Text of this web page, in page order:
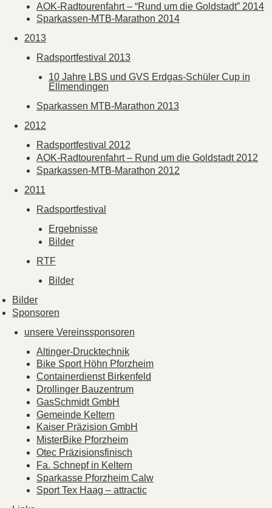
AOK-Radtourenfahrt – “Rund um die Goldstadt” 2014
Sparkassen-MTB-Marathon 2014
2013
Radsportfestival 2013
10 Jahre LBS und GVS Erdgas-Schüler Cup in
Ellmendingen
Sparkassen MTB-Marathon 2013
2012
Radsportfestival 2012
AOK-Radtourenfahrt – Rund um die Goldstadt 2012
Sparkassen-MTB-Marathon 2012
2011
Radsportfestival
Ergebnisse
Bilder
RTF
Bilder
Bilder
Sponsoren
unsere Vereinssponsoren
Altinger-Drucktechnik
Bike Sport Höhn Pforzheim
Containerdienst Birkenfeld
Drollinger Bauzentrum
GasSchmidt GmbH
Gemeinde Keltern
Kaiser Präzision GmbH
MisterBike Pforzheim
Otec Präzisionsfinisch
Fa. Schnepf in Keltern
Sparkasse Pforzheim Calw
Sport Tex Haag – attractic